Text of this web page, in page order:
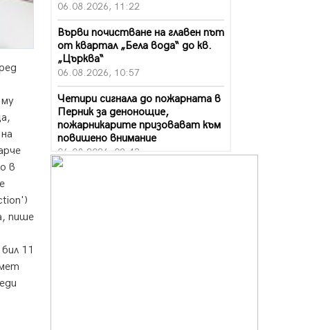
в
пише
11
06.08.2026, 11:22
Върви почистване на главен път
от квартал „Бела вода“ до кв.
„Църква“
06.08.2026, 10:57
Четири сигнала до пожарната в
Перник за денонощие,
пожарникарите призовават към
повишено внимание
06.08.2026, 09:43